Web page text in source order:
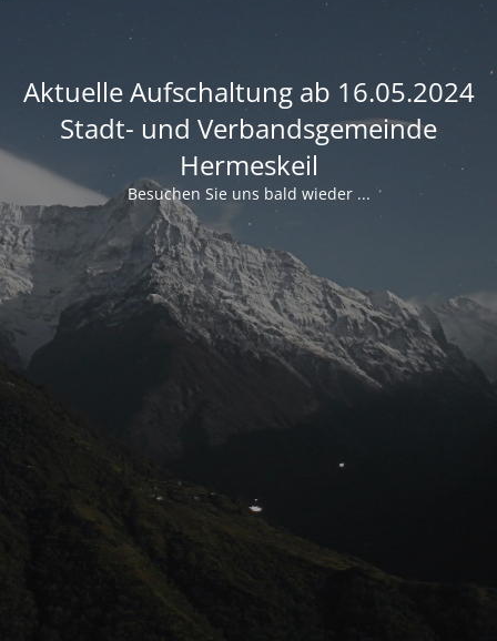
Aktuelle Aufschaltung ab 16.05.2024
Stadt- und Verbandsgemeinde
Hermeskeil
Besuchen Sie uns bald wieder ...